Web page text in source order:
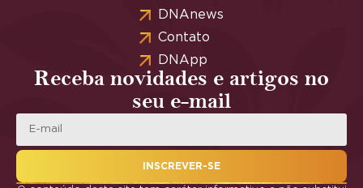
DNAnews
Contato
DNApp
Receba novidades e artigos no
seu e-mail
INSCREVER-SE